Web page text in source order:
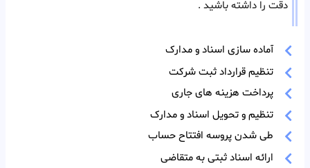
دقت را داشته باشید .
آماده سازی اسناد و مدارک
تنظیم قرارداد ثبت شرکت
پرداخت هزینه های جاری
تنظیم و تحویل اسناد و مدارک
طی شدن پروسه افتتاح حساب
ارائه اسناد ثبتی به متقاضی